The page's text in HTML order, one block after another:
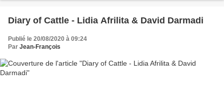
Diary of Cattle - Lidia Afrilita & David Darmadi
Publié le 20/08/2020 à 09:24
Par Jean-François